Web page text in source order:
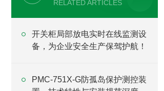
RELATED ARTICLES
开关柜局部放电实时在线监测设
备，为企业安全生产保驾护航！
PMC-751X-G防孤岛保护测控装